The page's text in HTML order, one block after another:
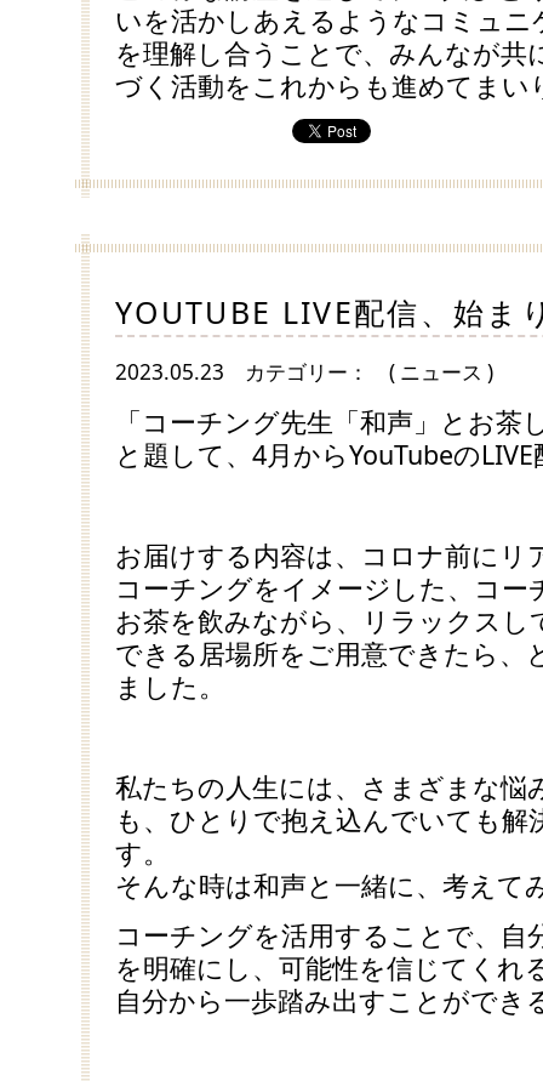
いを活かしあえるようなコミュ
を理解し合うことで、みんなが共
づく活動をこれからも進めてまい
YOUTUBE LIVE配信、始ま
2023.05.23 カテゴリー： ( ニュース )
「コーチング先生「和声」とお茶
と題して、4月からYouTubeの
お届けする内容は、コロナ前に
コーチングをイメージした、コー
お茶を飲みながら、リラックスし
できる居場所をご用意できたら、
ました。
私たちの人生には、さまざまな悩
も、ひとりで抱え込んでいても
す。
そんな時は和声と一緒に、考えて
コーチングを活用することで、自
を明確にし、可能性を信じてくれ
自分から一歩踏み出すことができ